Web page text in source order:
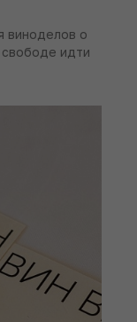
виноделов о
идти